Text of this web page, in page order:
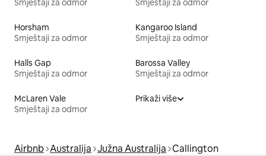
Smještaji za odmor
Smještaji za odmor
Horsham
Smještaji za odmor
Kangaroo Island
Smještaji za odmor
Halls Gap
Smještaji za odmor
Barossa Valley
Smještaji za odmor
McLaren Vale
Smještaji za odmor
Prikaži više
Airbnb Australija Južna Australija Callington